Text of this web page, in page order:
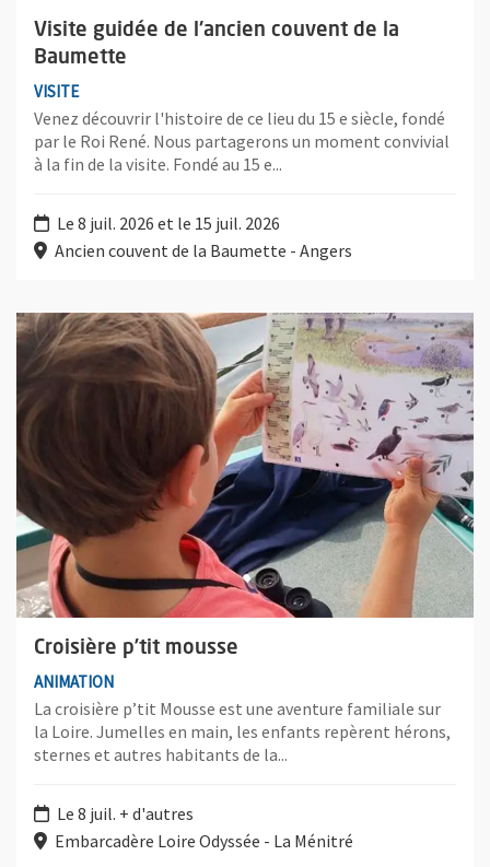
Visite guidée de l'ancien couvent de la
Baumette
VISITE
Venez découvrir l'histoire de ce lieu du 15 e siècle, fondé
par le Roi René. Nous partagerons un moment convivial
à la fin de la visite. Fondé au 15 e...
Le 8 juil. 2026 et le 15 juil. 2026
Ancien couvent de la Baumette - Angers
Croisière p’tit mousse
ANIMATION
La croisière p’tit Mousse est une aventure familiale sur
la Loire. Jumelles en main, les enfants repèrent hérons,
sternes et autres habitants de la...
Le 8 juil. + d'autres
Embarcadère Loire Odyssée - La Ménitré
Plus d'information sur l'évènement : Croisière p’tit mousse